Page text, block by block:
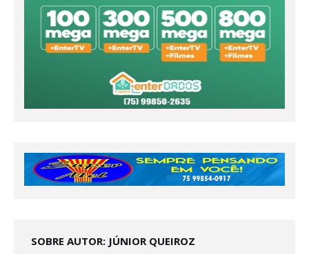
SOBRE AUTOR: JÚNIOR QUEIROZ